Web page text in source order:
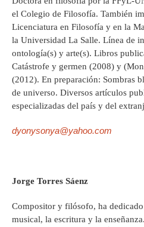
el Colegio de Filosofía. También
Licenciatura en Filosofía y en la
la Universidad La Salle. Línea de
ontología(s) y arte(s). Libros
Catástrofe y germen (2008) y
(2012). En preparación: Sombras
de universo. Diversos artículos
especializadas del país y del
dyonysonya@yahoo.com
Jorge Torres Sáenz
Compositor y filósofo, ha
musical, la escritura y la